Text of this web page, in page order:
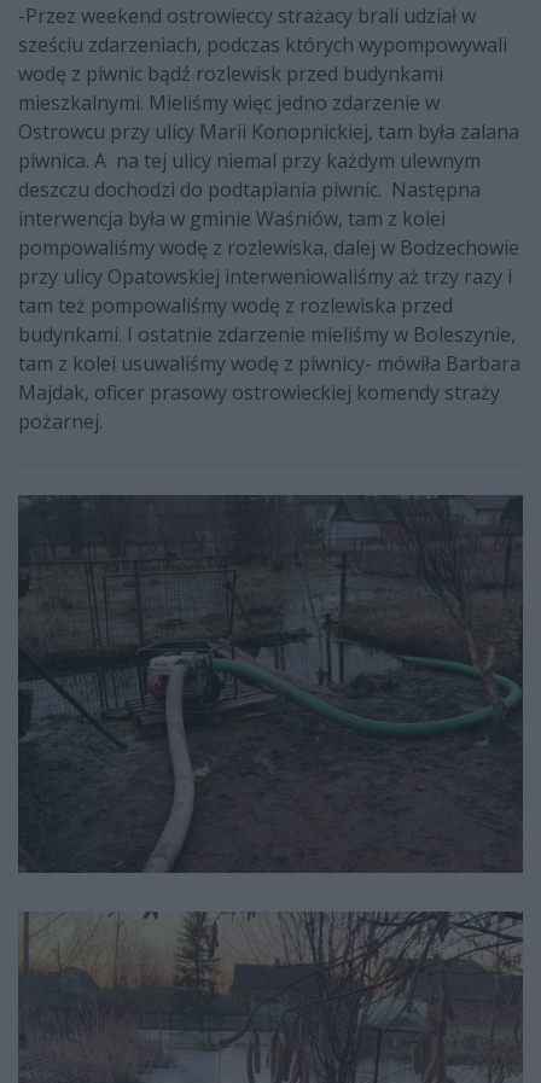
-Przez weekend ostrowieccy strażacy brali udział w
sześciu zdarzeniach, podczas których wypompowywali
wodę z piwnic bądź rozlewisk przed budynkami
mieszkalnymi. Mieliśmy więc jedno zdarzenie w
Ostrowcu przy ulicy Marii Konopnickiej, tam była zalana
piwnica. A na tej ulicy niemal przy każdym ulewnym
deszczu dochodzi do podtapiania piwnic. Następna
interwencja była w gminie Waśniów, tam z kolei
pompowaliśmy wodę z rozlewiska, dalej w Bodzechowie
przy ulicy Opatowskiej interweniowaliśmy aż trzy razy i
tam też pompowaliśmy wodę z rozlewiska przed
budynkami. I ostatnie zdarzenie mieliśmy w Boleszynie,
tam z kolei usuwaliśmy wodę z piwnicy- mówiła Barbara
Majdak, oficer prasowy ostrowieckiej komendy straży
pożarnej.